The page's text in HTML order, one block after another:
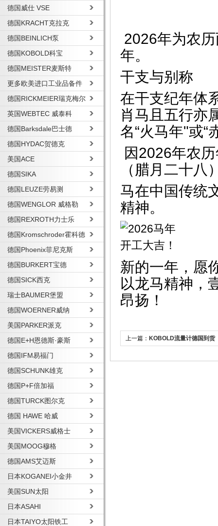
德国威仕 VSE
德国KRACHT克拉克
德国BEINLICH泵
德国KOBOLD科宝
德国MEISTER麦斯特
更多欧美进口工业品备件
德国RICKMEIER瑞克梅尔
英国WEBTEC 威泰科
德国Barksdale巴士德
德国HYDAC贺德克
美国ACE
德国SIKA
德国LEUZE劳易测
德国WENGLOR 威格勒
德国REXROTH力士乐
德国Kromschroder霍科德
德国Phoenix菲尼克斯
德国BURKERT宝德
德国SICK西克
瑞士BAUMER堡盟
德国WOERNER威纳
美国PARKER派克
德国E+H恩德斯·豪斯
德国IFM易福门
德国SCHUNK雄克
德国P+F倍加福
德国TURCK图尔克
德国 HAWE 哈威
美国VICKERS威格士
美国MOOG穆格
德国AMS艾迈斯
日本KOGANEI小金井
美国SUN太阳
日本ASAHI
日本TAIYO太阳铁工
2026年为农
年。
干支与别称
在干支纪年体
肖马且五行亦
名“火马年"或“
因2026年农
（腊月二十八
马在中国传统
精神。
新的一年，愿
以龙马精神，
昂扬！
上一篇： KOBOLD流量计德国到货